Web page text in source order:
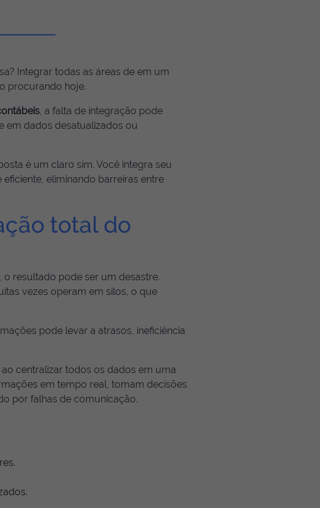
Integrar todas as áreas de em um
procurando hoje.
, a falta de integração pode
em dados desatualizados ou
é um claro sim. Você integra seu
eliminando barreiras entre
total do
resultado pode ser um desastre.
vezes operam em silos, o que
pode levar a atrasos, ineficiência
centralizar todos os dados em uma
em tempo real, tomam decisões
por falhas de comunicação.